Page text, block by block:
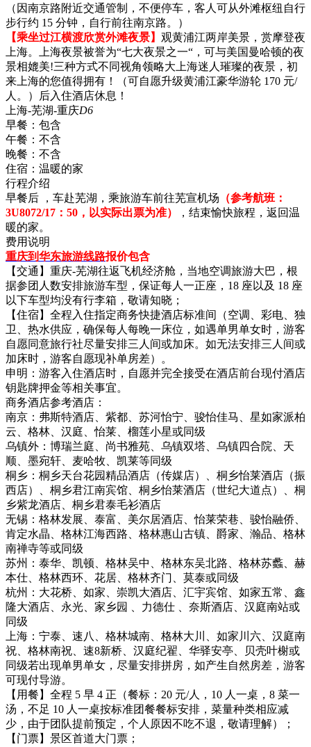
（因南京路附近交通管制，不便停车，客人可从外滩枢纽自行
步行约 15 分钟，自行前往南京路。）
【乘坐过江横渡欣赏外滩夜景】 观黄浦江两岸美景，赏摩登夜
上海。上海夜景被誉为“七大夜景之一“，可与美国曼哈顿的夜
景相媲美!三种方式不同视角领略大上海迷人璀璨的夜景，初
来上海的您值得拥有！（可自愿升级黄浦江豪华游轮 170 元/
人。）后入住酒店休息！
上海-芜湖-重庆D6
早餐： 包含
午餐： 不含
晚餐： 不含
住宿： 温暖的家
行程介绍
早餐后 ，车赴芜湖，乘旅游车前往芜宣机场 （参考航班：
3U8072/17：50，以实际出票为准）
，结束愉快旅程，返回温
暖的家。
费用说明
重庆到华东旅游线路报价包含
【交通】重庆-芜湖往返飞机经济舱，当地空调旅游大巴，根
据参团人数安排旅游车型，保证每人一正座，18 座以及 18 座
以下车型均没有行李箱，敬请知晓；
【住宿】全程入住指定商务快捷酒店标准间（空调、彩电、独
卫、热水供应，确保每人每晚一床位，如遇单男单女时，游客
自愿同意旅行社尽量安排三人间或加床。如无法安排三人间或
加床时，游客自愿现补单房差）。
申明：游客入住酒店时，自愿并完全接受在酒店前台现付酒店
钥匙牌押金等相关事宜。
商务酒店参考酒店：
南京：弗斯特酒店、紫都、苏河怡宁、骏怡佳马、星如家派柏
云、格林、汉庭、怡莱、榴莲小星或同级
乌镇外：博瑞兰庭、尚书雅苑、乌镇双塔、乌镇四合院、天
顺、墨宛轩、麦哈牧、凯莱等同级
桐乡：桐乡天台花园精品酒店（传媒店）、桐乡怡莱酒店（振
西店）、桐乡君江南宾馆、桐乡怡莱酒店（世纪大道点）、桐
乡紫龙酒店、桐乡君泰毛衫酒店
无锡：格林发展、泰富、美尔居酒店、怡莱荣巷、骏怡融侨、
肯定水晶、格林江海西路、格林惠山古镇、爵家、瀚品、格林
南禅寺等或同级
苏州：泰华、凯顿、格林吴中、格林东吴北路、格林苏蠡、赫
本仕、格林西环、花居、格林齐门、莫泰或同级
杭州：大花桥、如家、崇凯大酒店、汇宇宾馆、如家五常、鑫
隆大酒店、永光、家乡园 、力德仕 、奈斯酒店、汉庭南站或
同级
上海：宁泰、速八、格林城南、格林大川、如家川六、汉庭南
祝、格林南祝、速8新桥、汉庭纪翟、华驿安亭、贝壳叶榭或
同级若出现单男单女，尽量安排拼房，如产生自然房差，游客
可现付导游。
【用餐】全程 5 早 4 正（餐标：20 元/人，10 人一桌，8 菜一
汤，不足 10 人一桌按标准团餐餐标安排，菜量种类相应减
少，由于团队提前预定，个人原因不吃不退，敬请理解）；
【门票】景区首道大门票；